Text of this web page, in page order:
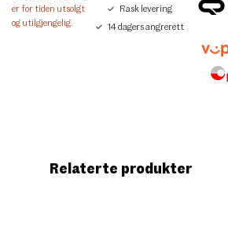
er for tiden utsolgt
og utilgjengelig.
Rask levering
14 dagers angrerett
Relaterte produkter